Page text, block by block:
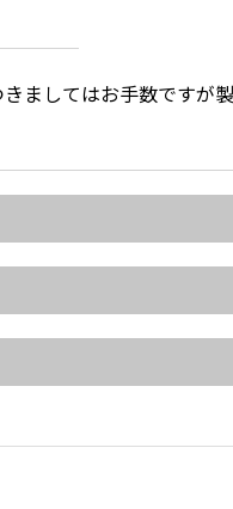
ましてはお手数ですが